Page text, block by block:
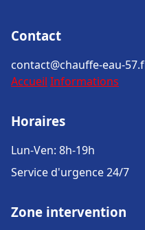
Contact
contact@chauffe-eau-
Accueil Informations
Horaires
Lun-Ven: 8h-19h
Service d'urgence 24/7
Zone intervention